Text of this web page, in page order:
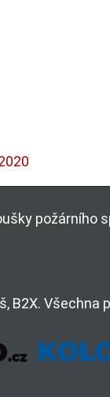
požárního
B2X. Všechna